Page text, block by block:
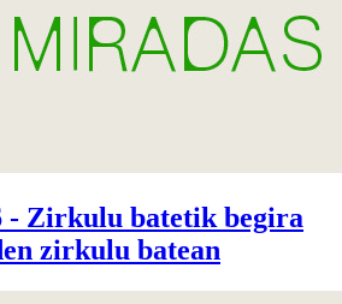
- Zirkulu batetik begira
zirkulu batean